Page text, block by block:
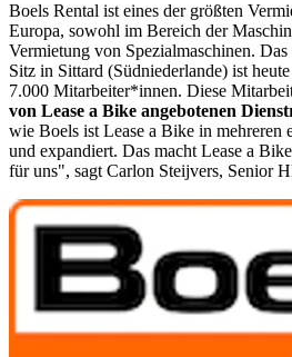
Boels Rental ist eines der größten
Europa, sowohl im Bereich der
Vermietung von Spezialmaschinen.
Sitz in Sittard (Südniederlande) ist
7.000 Mitarbeiter*innen. Diese
von Lease a Bike angebotenen
wie Boels ist Lease a Bike in mehreren
und expandiert. Das macht Lease a
für uns", sagt Carlon Steijvers, Senior